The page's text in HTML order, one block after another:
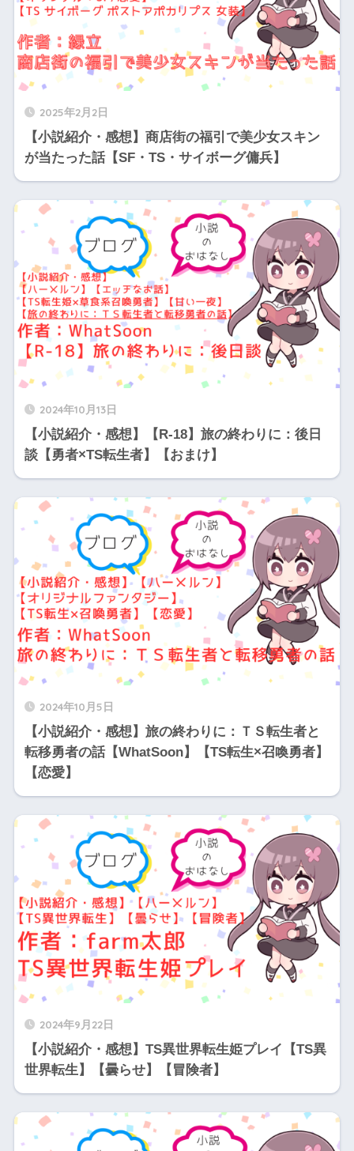
2025年2月2日
【小説紹介・感想】商店街の福引で美少女スキン
が当たった話【SF・TS・サイボーグ傭兵】
2024年10月13日
【小説紹介・感想】【R-18】旅の終わりに：後日
談【勇者×TS転生者】【おまけ】
2024年10月5日
【小説紹介・感想】旅の終わりに：ＴＳ転生者と
転移勇者の話【WhatSoon】【TS転生×召喚勇者】
【恋愛】
2024年9月22日
【小説紹介・感想】TS異世界転生姫プレイ【TS異
世界転生】【曇らせ】【冒険者】